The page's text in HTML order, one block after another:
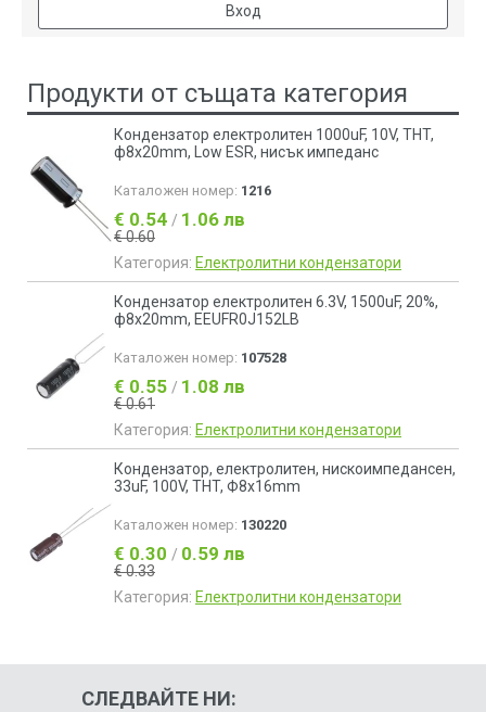
Вход
Продукти от същата категория
Кондензатор електролитен 1000uF, 10V, THT,
ф8x20mm, Low ESR, нисък импеданс
Каталожен номер: 1216
€ 0.54 / 1.06 лв
€ 0.60
Категория: Електролитни кондензатори
Кондензатор електролитен 6.3V, 1500uF, 20%,
ф8x20mm, EEUFR0J152LB
Каталожен номер: 107528
€ 0.55 / 1.08 лв
€ 0.61
Категория: Електролитни кондензатори
Кондензатор, електролитен, нискоимпедансен,
33uF, 100V, THT, Ф8x16mm
Каталожен номер: 130220
€ 0.30 / 0.59 лв
€ 0.33
Категория: Електролитни кондензатори
СЛЕДВАЙТЕ НИ: